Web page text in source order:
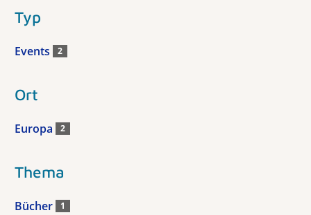
Typ
Events 2
Ort
Europa 2
Thema
Bücher 1